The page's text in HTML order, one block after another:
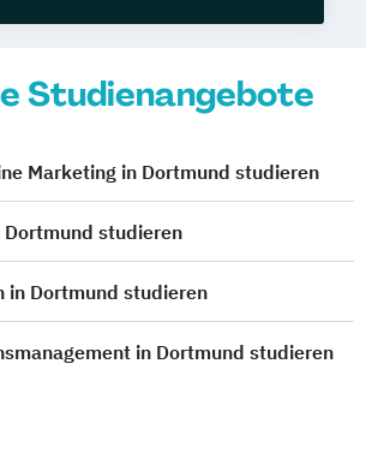
Studienangebote
Marketing in Dortmund studieren
Dortmund studieren
in Dortmund studieren
in Dortmund studieren